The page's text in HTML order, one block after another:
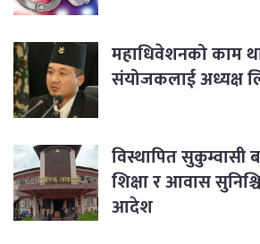
महाधिवेशनको काम
संयोजकलाई अध्यक्ष
विस्थापित सुकुम्वासी
शिक्षा र आवास
आदेश